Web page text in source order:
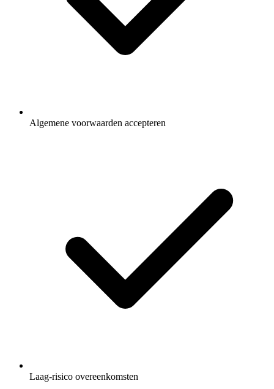
Algemene voorwaarden accepteren
Laag-risico overeenkomsten